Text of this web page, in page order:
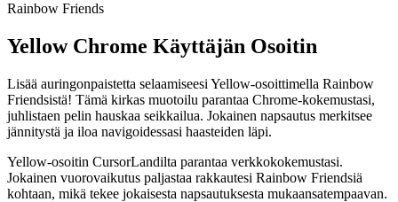
Rainbow Friends
Yellow Chrome Käyttäjän Osoitin
Lisää auringonpaistetta selaamiseesi Yellow-osoittimella Rainbow
Friendsistä! Tämä kirkas muotoilu parantaa Chrome-kokemustasi,
juhlistaen pelin hauskaa seikkailua. Jokainen napsautus merkitsee
jännitystä ja iloa navigoidessasi haasteiden läpi.
Yellow-osoitin CursorLandilta parantaa verkkokokemustasi.
Jokainen vuorovaikutus paljastaa rakkautesi Rainbow Friendsiä
kohtaan, mikä tekee jokaisesta napsautuksesta mukaansatempaavan.